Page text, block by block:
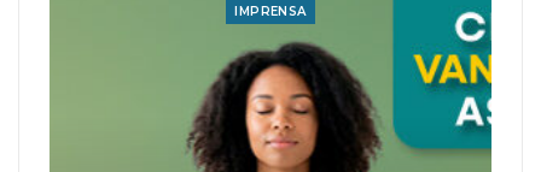
IMPRENSA